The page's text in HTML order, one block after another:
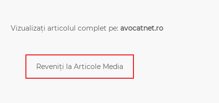
Vizualizați articolul complet pe:avocatnet.ro
Reveniți la Articole Media